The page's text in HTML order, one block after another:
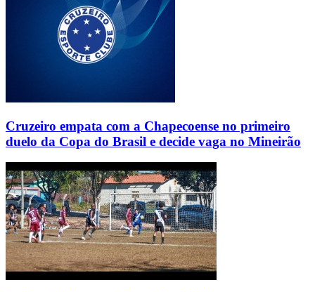
Cruzeiro empata com a Chapecoense no primeiro
duelo da Copa do Brasil e decide vaga no Mineirão